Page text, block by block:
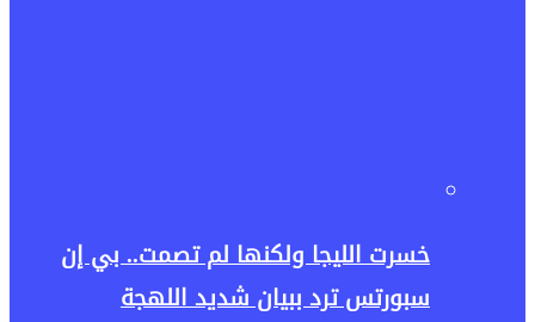
خسرت الليجا ولكنها لم تصمت.. بي إن
سبورتس ترد ببيان شديد اللهجة